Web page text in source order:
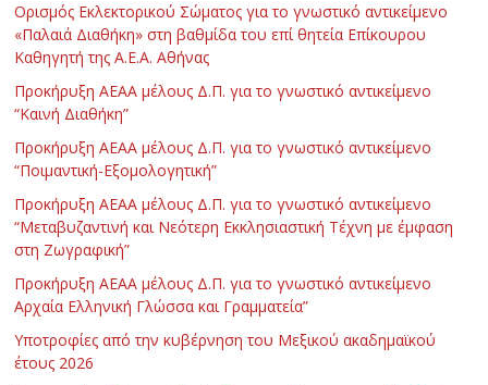
Ορισμός Εκλεκτορικού Σώματος για το γνωστικό αντικείμενο
«Παλαιά Διαθήκη» στη βαθμίδα του επί θητεία Επίκουρου
Καθηγητή της Α.Ε.Α. Αθήνας
Προκήρυξη ΑΕΑΑ μέλους Δ.Π. για το γνωστικό αντικείμενο
“Καινή Διαθήκη”
Προκήρυξη ΑΕΑΑ μέλους Δ.Π. για το γνωστικό αντικείμενο
“Ποιμαντική-Εξομολογητική”
Προκήρυξη ΑΕΑΑ μέλους Δ.Π. για το γνωστικό αντικείμενο
“Μεταβυζαντινή και Νεότερη Εκκλησιαστική Τέχνη με έμφαση
στη Ζωγραφική”
Προκήρυξη ΑΕΑΑ μέλους Δ.Π. για το γνωστικό αντικείμενο
Αρχαία Ελληνική Γλώσσα και Γραμματεία”
Υποτροφίες από την κυβέρνηση του Μεξικού ακαδημαϊκού
έτους 2026